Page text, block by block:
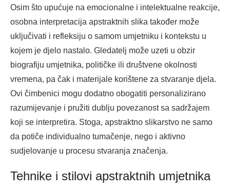
Osim što upućuje na emocionalne i intelektualne reakcije,
osobna interpretacija apstraktnih slika također može
uključivati i refleksiju o samom umjetniku i kontekstu u
kojem je djelo nastalo. Gledatelj može uzeti u obzir
biografiju umjetnika, političke ili društvene okolnosti
vremena, pa čak i materijale korištene za stvaranje djela.
Ovi čimbenici mogu dodatno obogatiti personalizirano
razumijevanje i pružiti dublju povezanost sa sadržajem
koji se interpretira. Stoga, apstraktno slikarstvo ne samo
da potiče individualno tumačenje, nego i aktivno
sudjelovanje u procesu stvaranja značenja.
Tehnike i stilovi apstraktnih umjetnika